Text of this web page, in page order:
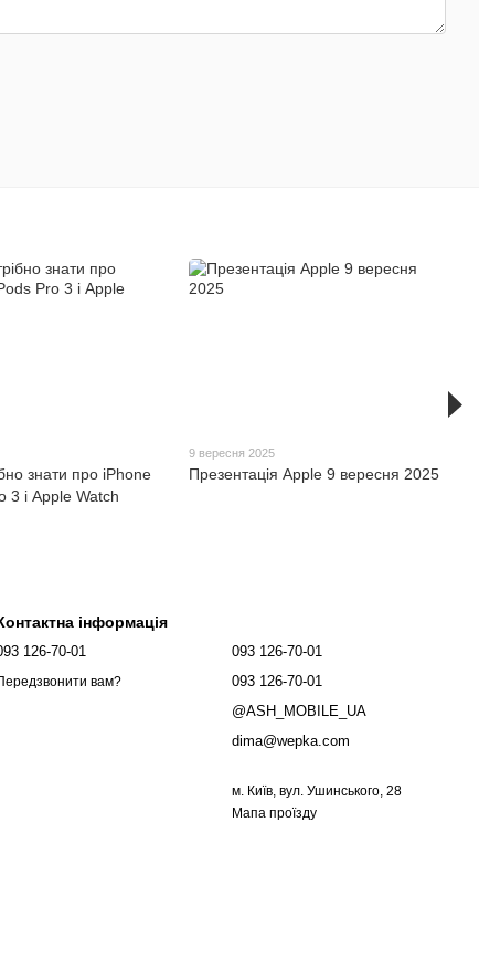
знати про iPhone
3 і Apple Watch
9 вересня 2025
Презентація Apple 9 вересня 2025
інформація
126-70-01
вам?
093 126-70-01
093 126-70-01
@ASH_MOBILE_UA
dima@wepka.com
м. Київ, вул. Ушинського, 28
Мапа проїзду